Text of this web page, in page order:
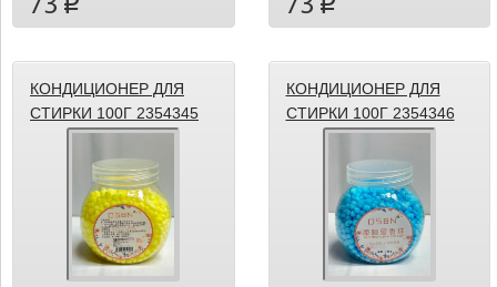
73 73
КОНДИЦИОНЕР ДЛЯ
СТИРКИ 100Г 2354345
КОНДИЦИОНЕР ДЛЯ
СТИРКИ 100Г 2354346